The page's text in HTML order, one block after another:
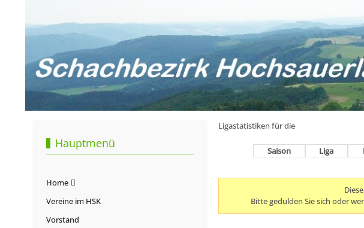
Hauptmenü
Home
Vereine im HSK
Vorstand
Ligastatistiken für die
Saison Liga
Bitte gedulden Sie sich oder